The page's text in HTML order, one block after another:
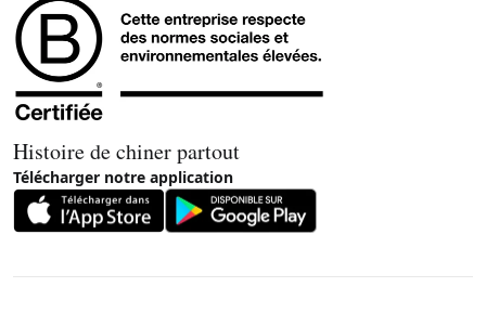
Histoire de chiner partout
Télécharger notre application